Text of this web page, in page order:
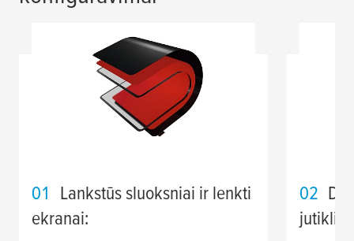
01
Lankstūs sluoksniai ir lenkti
ekranai:
02